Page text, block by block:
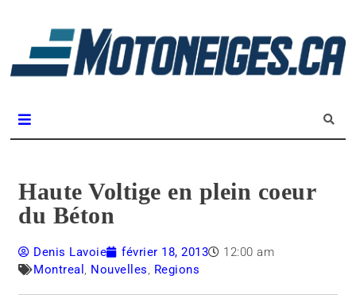
Haute Voltige en plein coeur
du Béton
Denis Lavoie février 18, 2013
12:00 am
Montreal , Nouvelles, Regions